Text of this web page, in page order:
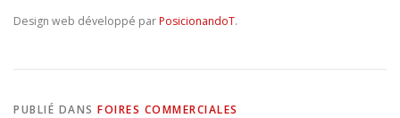
Design web développé parPosicionandoT.
PUBLIÉ DANS FOIRES COMMERCIALES